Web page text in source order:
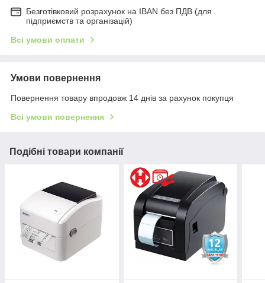
Безготівковий розрахунок на IBAN без ПДВ (для
підприємств та організацій)
Всі умови оплати
Умови повернення
Повернення товару впродовж 14 днів за рахунок покупця
Всі умови повернення
Подібні товари компанії